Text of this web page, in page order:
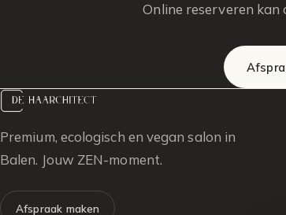
Online reserveren kan
Premium, ecologisch en vegan salon in
Balen. Jouw ZEN-moment.
Afspraak maken